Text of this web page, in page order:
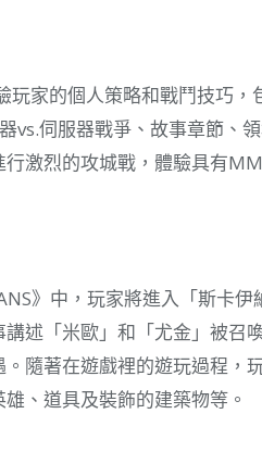
玩家的個人策略和戰鬥技巧，
vs.伺服器戰爭、故事章節、
激烈的攻城戰，體驗具有
》中，玩家將進入「斯卡
述「米歐」和「尤金」被召
隨著在遊戲裡的遊玩過程，
、道具及裝飾的建築物等。